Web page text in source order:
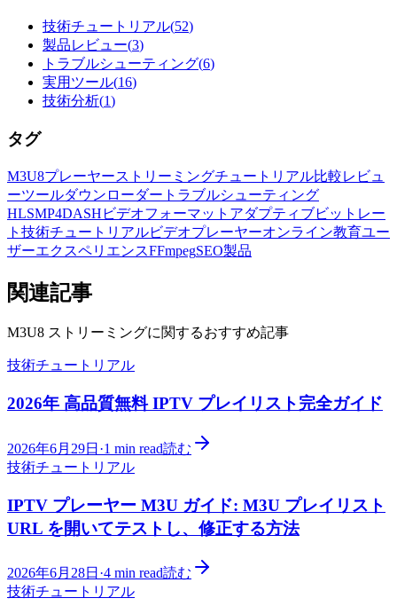
技術チュートリアル(52)
製品レビュー(3)
トラブルシューティング(6)
実用ツール(16)
技術分析(1)
タグ
M3U8プレーヤーストリーミングチュートリアル比較レビュ
ーツールダウンローダー トラブルシューティング
HLSMP4DASH ビデオフォーマット アダプティブビットレー
ト 技術チュートリアルビデオプレーヤーオンライン教育ユー
ザーエクスペリエンスFFmpegSEO製品
関連記事
M3U8 ストリーミングに関するおすすめ記事
技術チュートリアル
2026年 高品質無料 IPTV プレイリスト完全ガイド
2026年6月29日 ·1 min read読む
技術チュートリアル
IPTV プレーヤー M3U ガイド: M3U プレイリスト
URL を開いてテストし、修正する方法
2026年6月28日 ·4 min read読む
技術チュートリアル